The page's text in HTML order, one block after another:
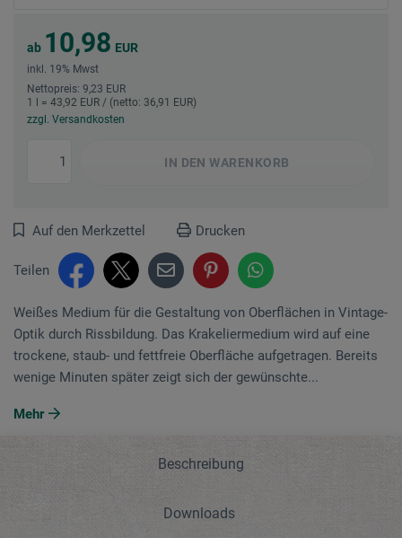
ab 10,98 EUR
inkl. 19% Mwst
Nettopreis: 9,23 EUR
1 l = 43,92 EUR / (netto: 36,91 EUR)
zzgl. Versandkosten
IN DEN WARENKORB
Auf den Merkzettel Drucken
Teilen
Weißes Medium für die Gestaltung von Oberflächen in Vintage-
Optik durch Rissbildung. Das Krakeliermedium wird auf eine
trockene, staub- und fettfreie Oberfläche aufgetragen. Bereits
wenige Minuten später zeigt sich der gewünschte...
Mehr
Beschreibung
Downloads